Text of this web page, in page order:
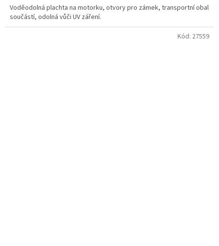
Voděodolná plachta na motorku, otvory pro zámek, transportní obal
součástí, odolná vůči UV záření.
Kód: 27559